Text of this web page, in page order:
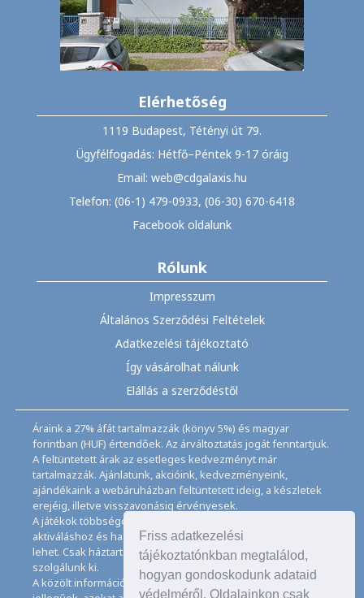
Friss adatkezelési
tájékoztatónkban megtalálod,
hogyan gondoskodunk adataid
védelméről. Oldalainkon csak
Elérhetőség
1119 Budapest, Tétényi út 79.
Ügyfélfogadás: Hétfő–Péntek 9-17 óráig
Email: web@cdgalaxis.hu
Telefon: (06-1) 479-0933, (06-30) 670-6418
Facebook oldalunk
Rólunk
Impresszum
Általános Szerződési Feltételek
Adatkezelési tájékoztató
Így vásárolhat nálunk
Elállás a szerződéstől
Áraink a 27% áfát tartalmazzák (könyv 5%) és magyar
forintban (HUF) értendőek. Az árváltoztatás jogát fenntartjuk.
A feltüntetett árak az esetleges kedvezményt már
tartalmazzák. Ajánlatunk, akcióink, kedvezményeink,
ajándékaink a webáruházban feltüntetett ideig, a készletek
erejéig, illetve visszavonásig érvényesek.
A játékok többségéhez angol nyelvismeret illetve az
aktiváláshoz és használathoz internet kapcsolat szükséges
lehet. Csak háztartásban használatos mennyiségeket
szolgálunk ki.
A közölt információk, adatok, besorolások tájékoztató